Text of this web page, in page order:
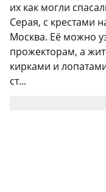
их как могли
Серая, с крестами
Москва. Её можно
прожекторам, а
кирками и
ст...